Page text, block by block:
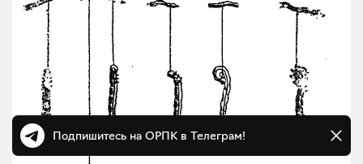
Подпишитесь на ОРПК в Телеграм!